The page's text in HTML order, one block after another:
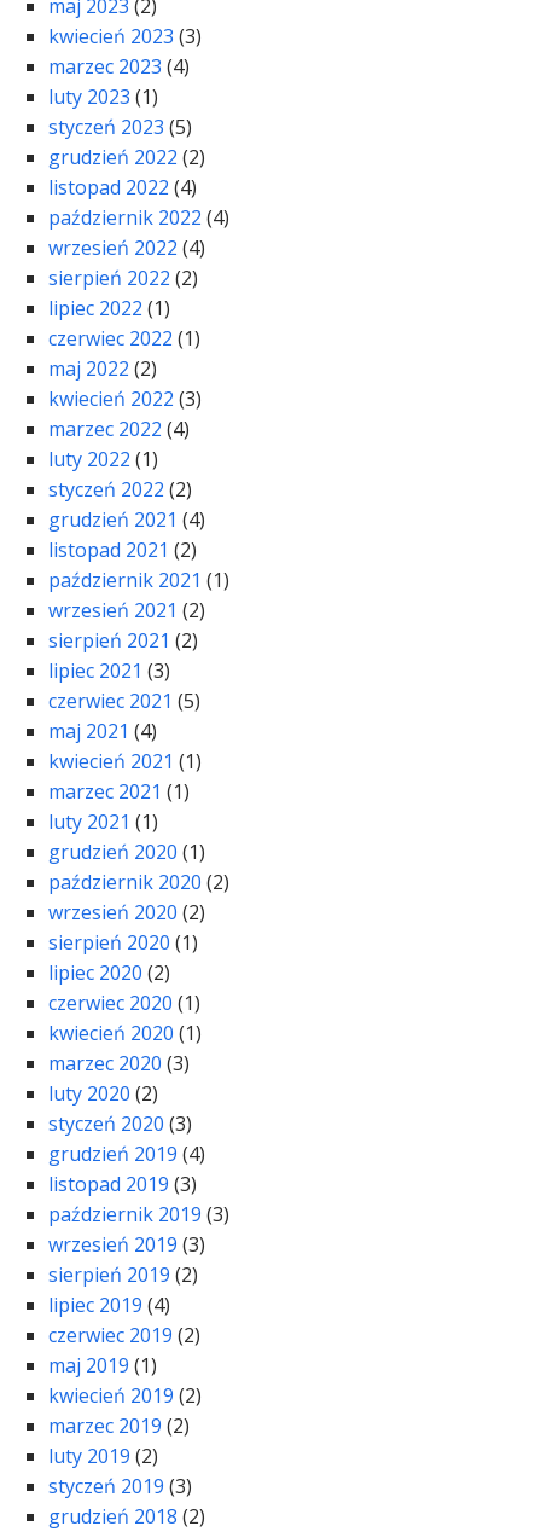
maj 2023 (2)
kwiecień 2023 (3)
marzec 2023 (4)
luty 2023 (1)
styczeń 2023 (5)
grudzień 2022 (2)
listopad 2022 (4)
październik 2022 (4)
wrzesień 2022 (4)
sierpień 2022 (2)
lipiec 2022 (1)
czerwiec 2022 (1)
maj 2022 (2)
kwiecień 2022 (3)
marzec 2022 (4)
luty 2022 (1)
styczeń 2022 (2)
grudzień 2021 (4)
listopad 2021 (2)
październik 2021 (1)
wrzesień 2021 (2)
sierpień 2021 (2)
lipiec 2021 (3)
czerwiec 2021 (5)
maj 2021 (4)
kwiecień 2021 (1)
marzec 2021 (1)
luty 2021 (1)
grudzień 2020 (1)
październik 2020 (2)
wrzesień 2020 (2)
sierpień 2020 (1)
lipiec 2020 (2)
czerwiec 2020 (1)
kwiecień 2020 (1)
marzec 2020 (3)
luty 2020 (2)
styczeń 2020 (3)
grudzień 2019 (4)
listopad 2019 (3)
październik 2019 (3)
wrzesień 2019 (3)
sierpień 2019 (2)
lipiec 2019 (4)
czerwiec 2019 (2)
maj 2019 (1)
kwiecień 2019 (2)
marzec 2019 (2)
luty 2019 (2)
styczeń 2019 (3)
grudzień 2018 (2)